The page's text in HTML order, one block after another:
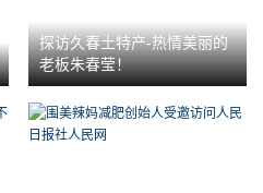
探访久春土特产-热情美丽的
老板朱春莹！